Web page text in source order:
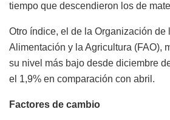
tiempo que descendieron los de
Otro índice, el de la Organización de
Alimentación y la Agricultura (FAO),
su nivel más bajo desde diciembre
el 1,9% en comparación con abril.
Factores de cambio